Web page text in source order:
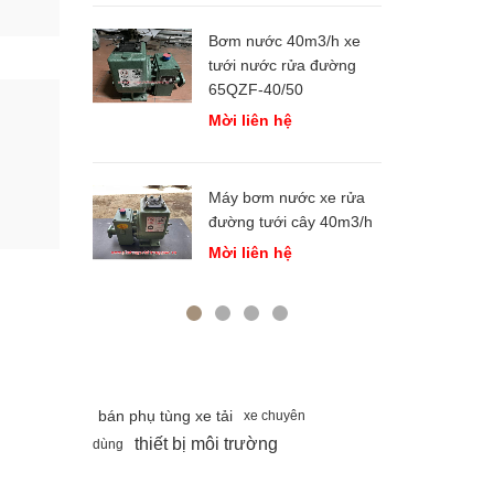
Bơm nước 40m3/h xe
tưới nước rửa đường
65QZF-40/50
Mời liên hệ
Máy bơm nước xe rửa
đường tưới cây 40m3/h
Mời liên hệ
bán phụ tùng xe tải
xe chuyên
dùng
thiết bị môi trường